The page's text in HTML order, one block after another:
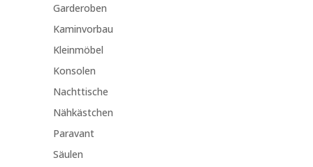
Garderoben
Kaminvorbau
Kleinmöbel
Konsolen
Nachttische
Nähkästchen
Paravant
Säulen